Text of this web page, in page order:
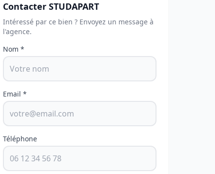
Contacter STUDAPART
Intéressé par ce bien ? Envoyez un message à
l'agence.
Nom *
Email *
Téléphone